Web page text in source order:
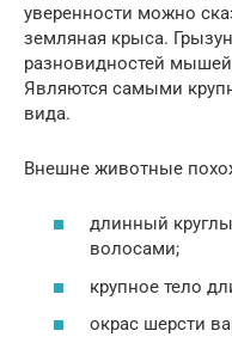
уверенности можно
земляная крыса.
разновидностей
Являются самыми
вида.
Внешне животные
длинный
волосами;
крупное тело
окрас шерсти